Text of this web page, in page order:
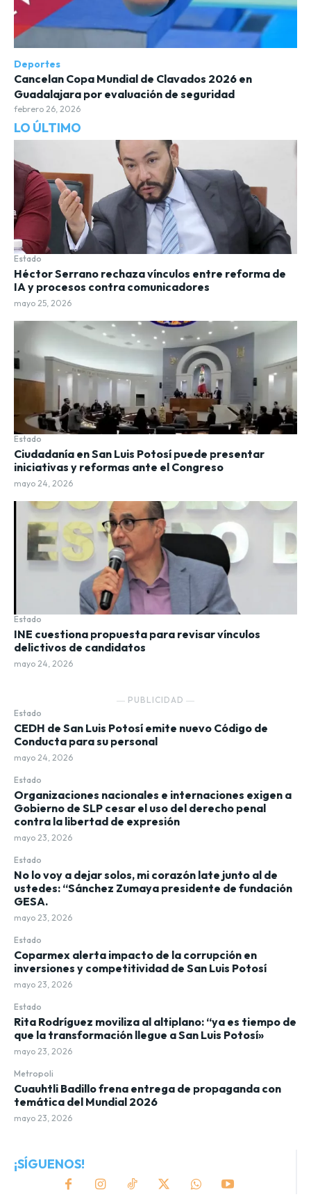
LO ÚLTIMO
Estado
Héctor Serrano rechaza vínculos entre reforma de
IA y procesos contra comunicadores
mayo 25, 2026
Estado
Ciudadanía en San Luis Potosí puede presentar
iniciativas y reformas ante el Congreso
mayo 24, 2026
Estado
INE cuestiona propuesta para revisar vínculos
delictivos de candidatos
mayo 24, 2026
― PUBLICIDAD ―
Estado
CEDH de San Luis Potosí emite nuevo Código de
Conducta para su personal
mayo 24, 2026
Estado
Organizaciones nacionales e internaciones exigen a
Gobierno de SLP cesar el uso del derecho penal
contra la libertad de expresión
mayo 23, 2026
Estado
No lo voy a dejar solos, mi corazón late junto al de
ustedes: “Sánchez Zumaya presidente de fundación
GESA.
mayo 23, 2026
Estado
Coparmex alerta impacto de la corrupción en
inversiones y competitividad de San Luis Potosí
mayo 23, 2026
Estado
Rita Rodríguez moviliza al altiplano: “ya es tiempo de
que la transformación llegue a San Luis Potosí»
mayo 23, 2026
Metropoli
Cuauhtli Badillo frena entrega de propaganda con
temática del Mundial 2026
mayo 23, 2026
¡SÍGUENOS!
Deportes
Cancelan Copa Mundial de Clavados 2026 en
Guadalajara por evaluación de seguridad
febrero 26, 2026